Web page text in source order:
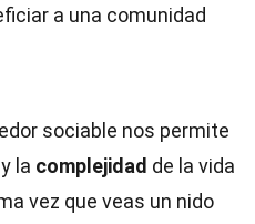
a una comunidad
sociable nos permite
y la complejidad de la vida
vez que veas un nido